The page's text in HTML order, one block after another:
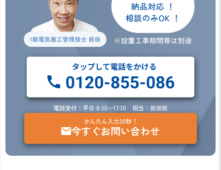
電話受付：平日 8:30〜17:30 担当：前田宛
かんたん入力30秒！
今すぐお問い合わせ